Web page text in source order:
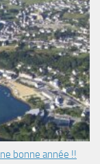
bonne année !!